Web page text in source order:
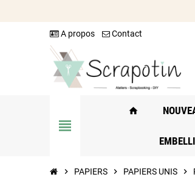
A propos Contact
view_headline
home
chevron_right PAPIERS chevron_right PAPIERS UNIS chevron_right